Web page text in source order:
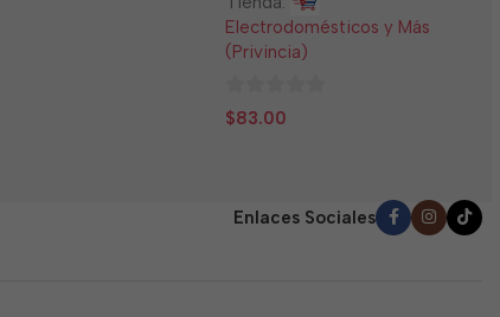
Electrodomésticos y Más
(Privincia)
0
$83.00
Enlaces Sociales